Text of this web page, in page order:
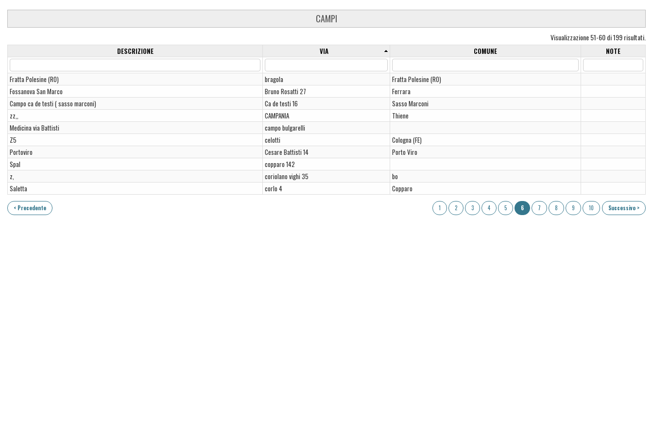
CAMPI
Visualizzazione 51-60 di 199 risultati.
DESCRIZIONE VIA COMUNE NOTE
Fratta Polesine (RO) bragola
Fratta Polesine (RO)
Fossanova San Marco
Bruno Rosatti 27
Ferrara
Campo ca de testi ( sasso marconi)
Ca de testi 16
Sasso Marconi
zz,,
CAMPANIA
Thiene
Medicina via Battisti
campo bulgarelli
Z5
celotti
Cologna (FE)
Portoviro
Cesare Battisti 14
Porto Viro
Spal
copparo 142
z,
coriolano vighi 35
bo
Saletta
corlo 4 Copparo
< Precedente 1 2 3 4 5 6 7 8 9 10 Successivo >